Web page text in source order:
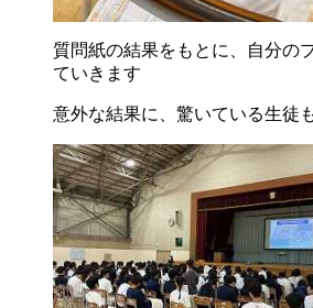
質問紙の結果をもとに、自分の
ていきます
意外な結果に、驚いている生徒